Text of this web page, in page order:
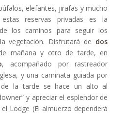
elefantes, jirafas y mucho
reservas privadas es la
los caminos para seguir los
vegetación. Disfrutará de dos
mañana y otro de tarde, en
, acompañado por rastreador
y una caminata guiada por
la tarde se hace un alto al
y apreciar el esplendor de
Lodge (El almuerzo dependerá